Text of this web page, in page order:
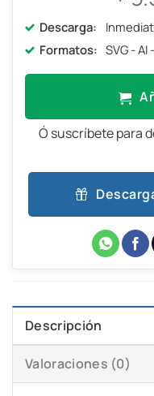
Descarga:
Formatos: SVG - AI
Ó suscríbete para
Descripción
Valoraciones (0)